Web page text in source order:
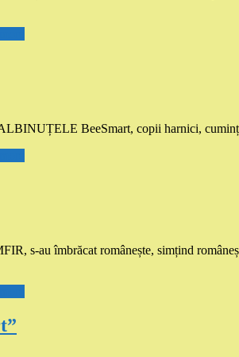
BeeSmart, copii harnici,
s-au îmbrăcat românește, simțind